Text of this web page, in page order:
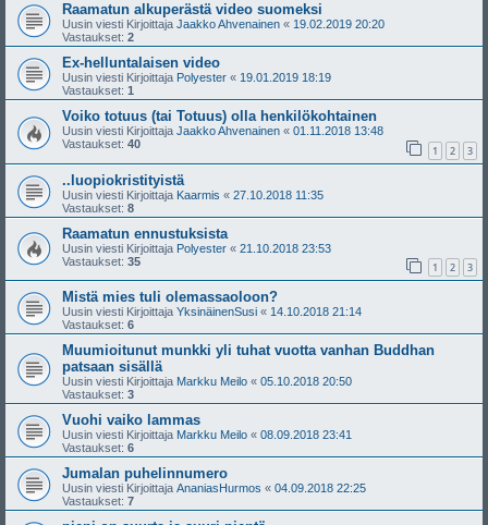
Raamatun alkuperästä video suomeksi
Uusin viesti Kirjoittaja Jaakko Ahvenainen « 19.02.2019 20:20
Vastaukset: 2
Ex-helluntalaisen video
Uusin viesti Kirjoittaja Polyester « 19.01.2019 18:19
Vastaukset: 1
Voiko totuus (tai Totuus) olla henkilökohtainen
Uusin viesti Kirjoittaja Jaakko Ahvenainen « 01.11.2018 13:48
Vastaukset: 40 1 2 3
..luopiokristityistä
Uusin viesti Kirjoittaja Kaarmis « 27.10.2018 11:35
Vastaukset: 8
Raamatun ennustuksista
Uusin viesti Kirjoittaja Polyester « 21.10.2018 23:53
Vastaukset: 35 1 2 3
Mistä mies tuli olemassaoloon?
Uusin viesti Kirjoittaja YksinäinenSusi « 14.10.2018 21:14
Vastaukset: 6
Muumioitunut munkki yli tuhat vuotta vanhan Buddhan
patsaan sisällä
Uusin viesti Kirjoittaja Markku Meilo « 05.10.2018 20:50
Vastaukset: 3
Vuohi vaiko lammas
Uusin viesti Kirjoittaja Markku Meilo « 08.09.2018 23:41
Vastaukset: 6
Jumalan puhelinnumero
Uusin viesti Kirjoittaja AnaniasHurmos « 04.09.2018 22:25
Vastaukset: 7